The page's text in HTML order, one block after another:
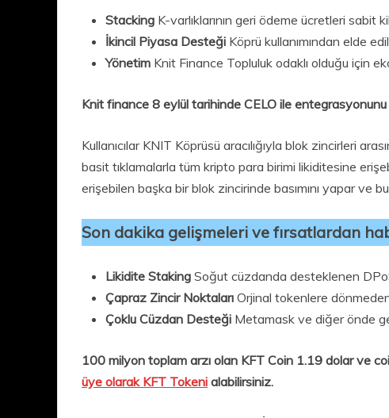
Stacking K-varlıklarının geri ödeme ücretleri sabit
İkincil Piyasa Desteği Köprü kullanımından elde
Yönetim Knit Finance Topluluk odaklı olduğu için
Knit finance 8 eylül tarihinde CELO ile entegrasyonunu
Kullanıcılar KNIT Köprüsü aracılığıyla blok zincirleri
basit tıklamalarla tüm kripto para birimi likiditesine
erişebilen başka bir blok zincirinde basımını yapar ve
Son dakika gelişmeleri ve fırsatlardan
Likidite Staking Soğut cüzdanda desteklenen
Çapraz Zincir Noktaları Orjinal tokenlere
Çoklu Cüzdan Desteği Metamask ve diğer önde
100 milyon toplam arzı olan KFT Coin 1.19 dolar ve
üye olarak KFT Tokeni alabilirsiniz.